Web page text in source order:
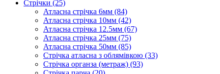
Стрічки (25)
Атласна стрічка 6мм (84)
Атласна стрічка 10мм (42)
Атласна стрічка 12.5мм (67)
Атласна стрічка 25мм (75)
Атласна стрічка 50мм (85)
Стрічка атласна з облямівкою (33)
Стрічка органза (метраж) (93)